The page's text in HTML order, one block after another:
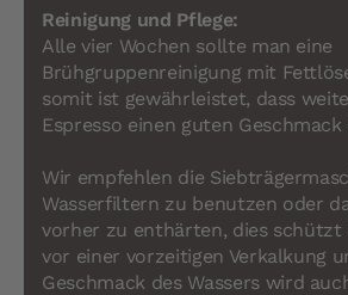
Reinigung und Pflege:
Alle vier Wochen sollte man eine
Brühgruppenreinigung mit
somit ist gewährleistet, dass
Espresso einen guten
Wir empfehlen die
Wasserfiltern zu benutzen oder
vorher zu enthärten, dies schützt
vor einer vorzeitigen Verkalkung
Geschmack des Wassers wird